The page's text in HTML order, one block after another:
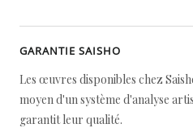
GARANTIE SAISHO
Les œuvres disponibles chez
moyen d'un système d'analyse
garantit leur qualité.